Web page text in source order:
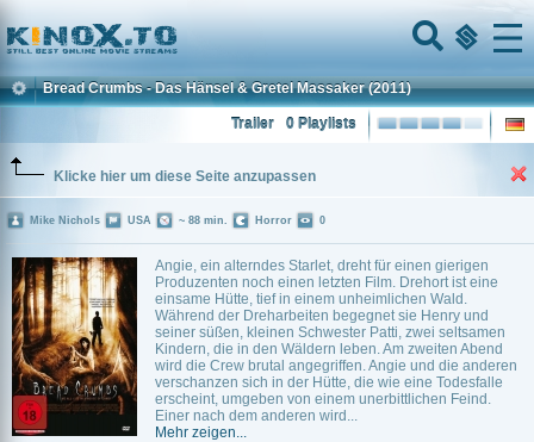
Home
Menu
Bread Crumbs - Das Hänsel & Gretel Massaker (2011)
0 Playlists
Trailer
Klicke hier um diese Seite anzupassen
Angie, ein alterndes Starlet, dreht für einen gierigen
Produzenten noch einen letzten Film. Drehort ist eine
einsame Hütte, tief in einem unheimlichen Wald.
Während der Dreharbeiten begegnet sie Henry und
seiner süßen, kleinen Schwester Patti, zwei seltsamen
Kindern, die in den Wäldern leben. Am zweiten Abend
wird die Crew brutal angegriffen. Angie und die anderen
verschanzen sich in der Hütte, die wie eine Todesfalle
erscheint, umgeben von einem unerbittlichen Feind.
Einer nach dem anderen wird...
Mehr zeigen...
Mike Nichols USA ~ 88 min. Horror 0